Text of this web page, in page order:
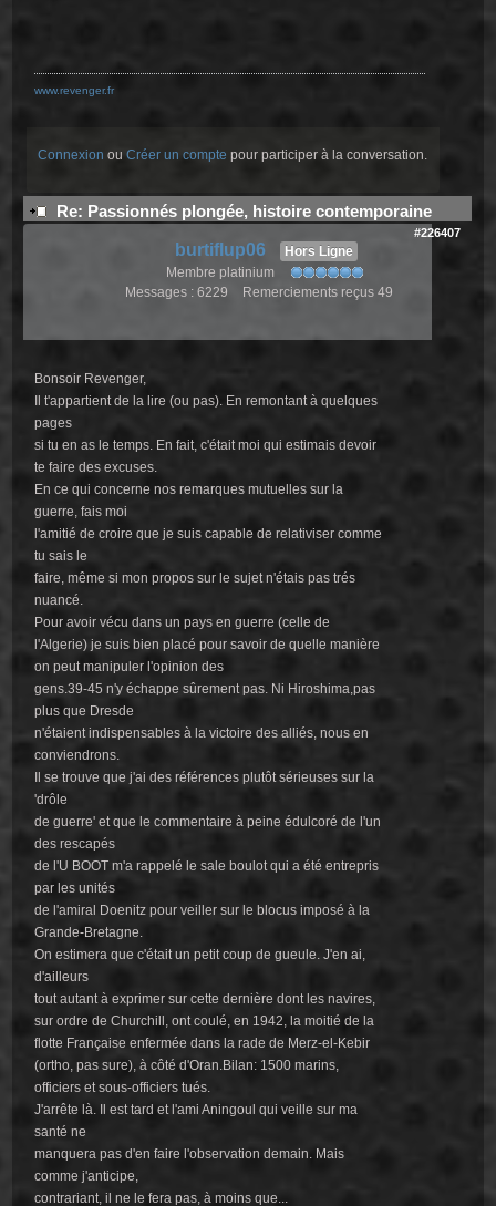
www.revenger.fr
Connexion ouCréer un compte pour participer à la conversation.
Re: Passionnés plongée, histoire contemporaine
#226407
burtiflup06
Hors Ligne
Membre platinium
Messages : 6229
Remerciements reçus 49
Bonsoir Revenger,
Il t'appartient de la lire (ou pas). En remontant à quelques
pages
si tu en as le temps. En fait, c'était moi qui estimais devoir
te faire des excuses.
En ce qui concerne nos remarques mutuelles sur la
guerre, fais moi
l'amitié de croire que je suis capable de relativiser comme
tu sais le
faire, même si mon propos sur le sujet n'étais pas trés
nuancé.
Pour avoir vécu dans un pays en guerre (celle de
l'Algerie) je suis bien placé pour savoir de quelle manière
on peut manipuler l'opinion des
gens.39-45 n'y échappe sûrement pas. Ni Hiroshima,pas
plus que Dresde
n'étaient indispensables à la victoire des alliés, nous en
conviendrons.
Il se trouve que j'ai des références plutôt sérieuses sur la
'drôle
de guerre' et que le commentaire à peine édulcoré de l'un
des rescapés
de l'U BOOT m'a rappelé le sale boulot qui a été entrepris
par les unités
de l'amiral Doenitz pour veiller sur le blocus imposé à la
Grande-Bretagne.
On estimera que c'était un petit coup de gueule. J'en ai,
d'ailleurs
tout autant à exprimer sur cette dernière dont les navires,
sur ordre de Churchill, ont coulé, en 1942, la moitié de la
flotte Française enfermée dans la rade de Merz-el-Kebir
(ortho, pas sure), à côté d'Oran.Bilan: 1500 marins,
officiers et sous-officiers tués.
J'arrête là. Il est tard et l'ami Aningoul qui veille sur ma
santé ne
manquera pas d'en faire l'observation demain. Mais
comme j'anticipe,
contrariant, il ne le fera pas, à moins que...